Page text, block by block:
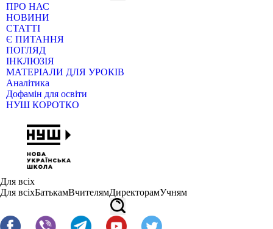
ПРО НАС
НОВИНИ
СТАТТІ
Є ПИТАННЯ
ПОГЛЯД
ІНКЛЮЗІЯ
МАТЕРІАЛИ ДЛЯ УРОКІВ
Аналітика
Дофамін для освіти
НУШ КОРОТКО
Для всіх
Для всіхБатькамВчителямДиректорамУчням